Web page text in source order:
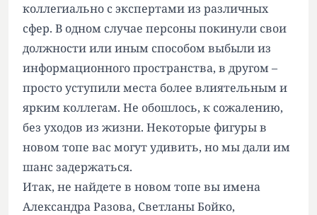
коллегиально с экспертами из различных
сфер. В одном случае персоны покинули свои
должности или иным способом выбыли из
информационного пространства, в другом –
просто уступили места более влиятельным и
ярким коллегам. Не обошлось, к сожалению,
без уходов из жизни. Некоторые фигуры в
новом топе вас могут удивить, но мы дали им
шанс задержаться.
Итак, не найдете в новом топе вы имена
Александра Разова, Светланы Бойко,